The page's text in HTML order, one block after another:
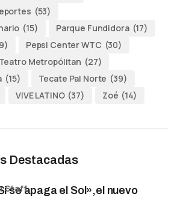
(53)
(15) Parque Fundidora (17)
Pepsi Center WTC (30)
Teatro Metropólitan (27)
(15) Tecate Pal Norte (39)
VIVE LATINO (37) Zoé (14)
Destacadas
se apaga el Sol»,el nuevo
Staff